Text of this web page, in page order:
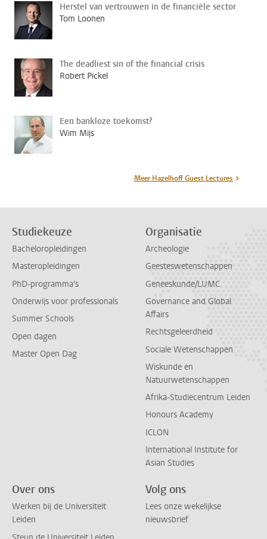
Herstel van vertrouwen in de financiële sector
Tom Loonen
The deadliest sin of the financial crisis
Robert Pickel
Een bankloze toekomst?
Wim Mijs
Meer Hazelhoff Guest Lectures
Studiekeuze
Bacheloropleidingen
Masteropleidingen
PhD-programma's
Onderwijs voor professionals
Summer Schools
Open dagen
Master Open Dag
Organisatie
Archeologie
Geesteswetenschappen
Geneeskunde/LUMC
Governance and Global
Affairs
Rechtsgeleerdheid
Sociale Wetenschappen
Wiskunde en
Natuurwetenschappen
Afrika-Studiecentrum Leiden
Honours Academy
ICLON
International Institute for
Asian Studies
Over ons
Werken bij de Universiteit
Leiden
Volg ons
Lees onze wekelijkse
nieuwsbrief